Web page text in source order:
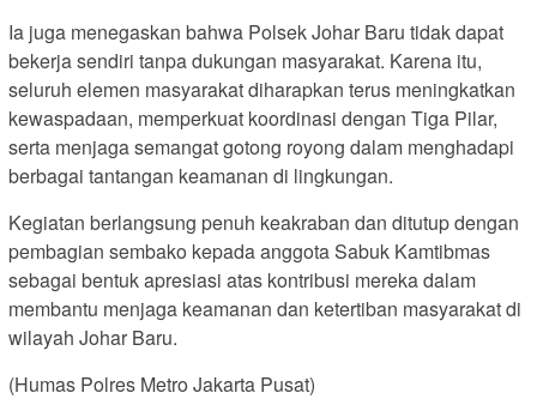
Ia juga menegaskan bahwa Polsek Johar Baru tidak dapat
bekerja sendiri tanpa dukungan masyarakat. Karena itu,
seluruh elemen masyarakat diharapkan terus meningkatkan
kewaspadaan, memperkuat koordinasi dengan Tiga Pilar,
serta menjaga semangat gotong royong dalam menghadapi
berbagai tantangan keamanan di lingkungan.
Kegiatan berlangsung penuh keakraban dan ditutup dengan
pembagian sembako kepada anggota Sabuk Kamtibmas
sebagai bentuk apresiasi atas kontribusi mereka dalam
membantu menjaga keamanan dan ketertiban masyarakat di
wilayah Johar Baru.
(Humas Polres Metro Jakarta Pusat)